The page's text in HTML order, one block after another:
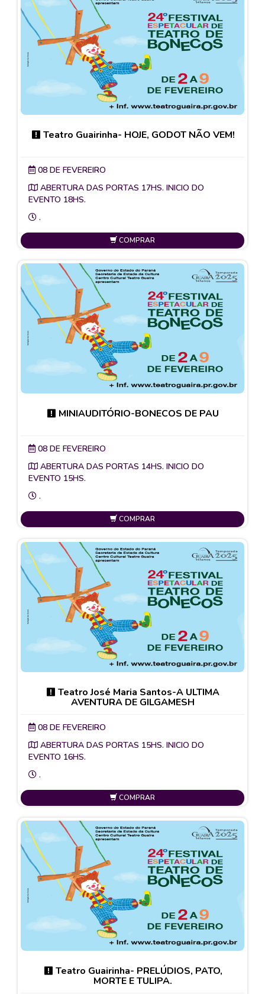
Teatro Guairinha- HOJE, GODOT NÃO VEM!
08 DE FEVEREIRO
ABERTURA DAS PORTAS 17HS. INICIO DO
EVENTO 18HS.
.
COMPRAR
MINIAUDITÓRIO-BONECOS DE PAU
08 DE FEVEREIRO
ABERTURA DAS PORTAS 14HS. INICIO DO
EVENTO 15HS.
.
COMPRAR
Teatro José Maria Santos-A ULTIMA
AVENTURA DE GILGAMESH
08 DE FEVEREIRO
ABERTURA DAS PORTAS 15HS. INICIO DO
EVENTO 16HS.
.
COMPRAR
Teatro Guairinha- PRELÚDIOS, PATO,
MORTE E TULIPA.